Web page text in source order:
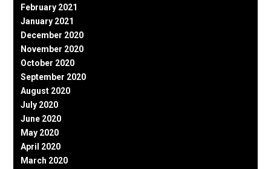
February 2021
January 2021
December 2020
November 2020
October 2020
September 2020
August 2020
July 2020
June 2020
May 2020
April 2020
March 2020